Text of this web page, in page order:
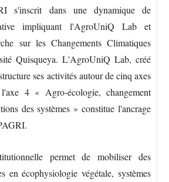
s'inscrit dans une dynamique de
impliquant l'AgroUniQ Lab et
sur les Changements Climatiques
Quisqueya. L'AgroUniQ Lab, créé
ses activités autour de cinq axes
4 « Agro-écologie, changement
des systèmes » constitue l'ancrage
permet de mobiliser des
en écophysiologie végétale, systèmes